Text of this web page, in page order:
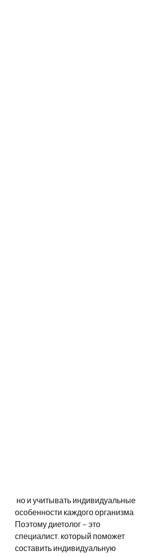
особенности каждого организма.
Поэтому диетолог – это
специалист, который поможет
составить индивидуальную